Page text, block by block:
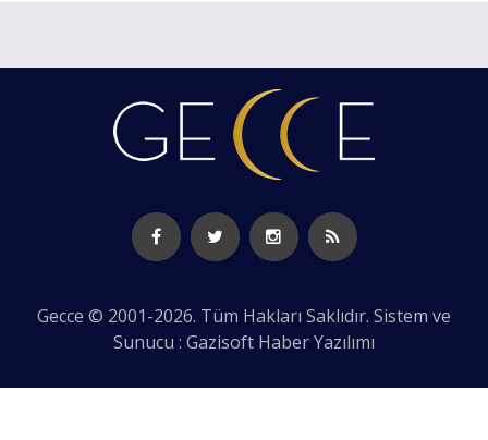
Gecce © 2001-2026. Tüm Hakları Saklıdır. Sistem ve
Sunucu : Gazisoft Haber Yazılımı